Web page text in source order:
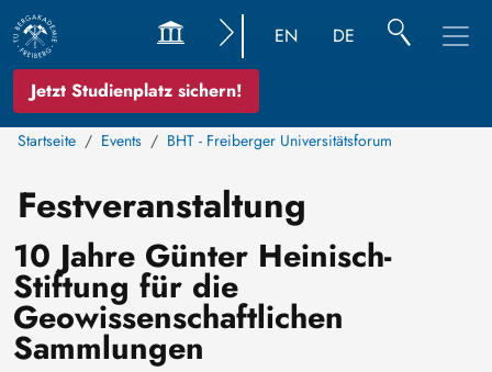
Jetzt Studienplatz sichern!
EN DE
Startseite Events BHT - Freiberger Universitätsforum
Festveranstaltung
10 Jahre Günter Heinisch-
Stiftung für die
Geowissenschaftlichen
Sammlungen